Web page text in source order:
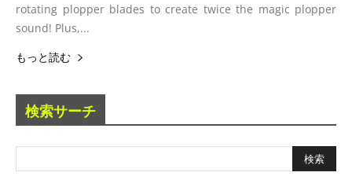
rotating plopper blades to create twice the magic plopper
sound! Plus,...
もっと読む
検索サーチ